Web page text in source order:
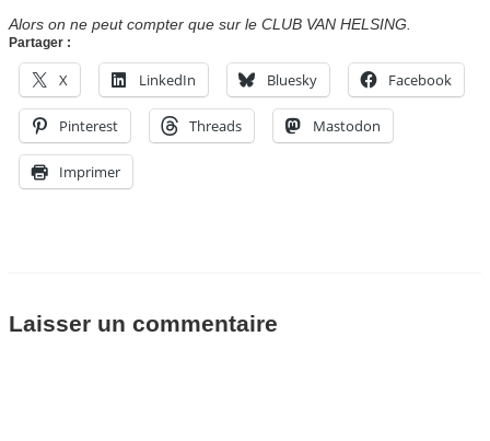
Alors on ne peut compter que sur le CLUB VAN HELSING.
Partager :
X LinkedIn Bluesky Facebook
Pinterest Threads Mastodon
Imprimer
Laisser un commentaire